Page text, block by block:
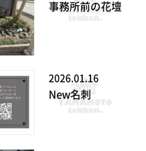
事務所前の花壇
2026.01.16
New名刺